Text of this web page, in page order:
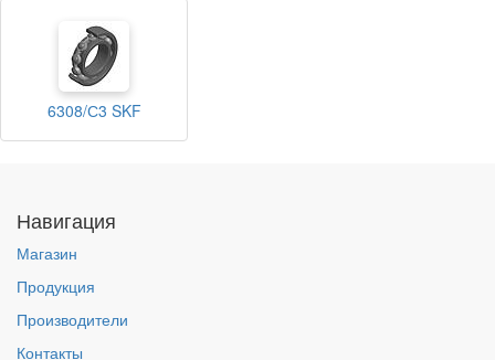
6308/С3 SKF
Навигация
Магазин
Продукция
Производители
Контакты